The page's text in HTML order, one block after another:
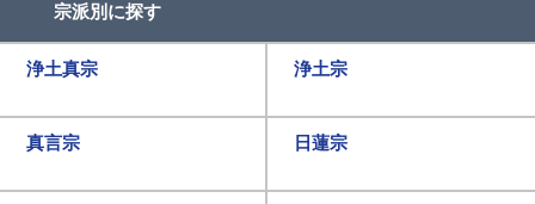
宗派別に探す
浄土真宗 浄土宗
真言宗 日蓮宗